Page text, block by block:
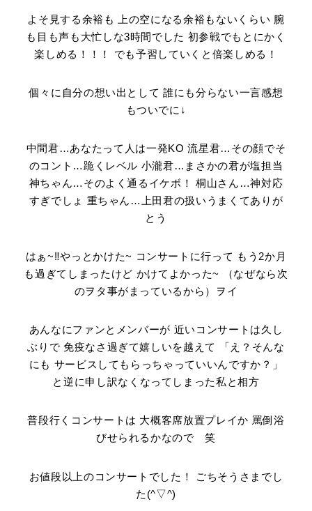
よそ見する余裕も 上の空になる余裕もないくらい 腕
も目も声も大忙しな3時間でした 初参戦でもとにかく
楽しめる！！！ でも予習していくと倍楽しめる！
個々に自分の想い出として 誰にも分らない一言感想
もついでに↓
中間君…あなたって人は一発KO 流星君…その顔でそ
のコント…跪くレベル 小瀧君…まさかの君が塩担当
神ちゃん…そのよく通るイケボ！ 桐山さん…神対応
すぎでしょ 重ちゃん…上田君の扱いうまくてありが
とう
はぁ~‼やっとかけた~ コンサートに行って もう2か月
も過ぎてしまったけど かけてよかった~ （なぜなら次
のヲタ事がまっているから）ヲイ
あんなにファンとメンバーが 近いコンサートは久し
ぶりで 免疫なさ過ぎて嬉しいを越えて 「え？そんな
にも サービスしてもらっちゃっていいんですか？」
と逆に申し訳なくなってしまった私と相方
普段行くコンサートは 大概客席放置プレイか 罵倒浴
びせられるかなので 笑
お値段以上のコンサートでした！ ごちそうさまでし
た(^▽^)